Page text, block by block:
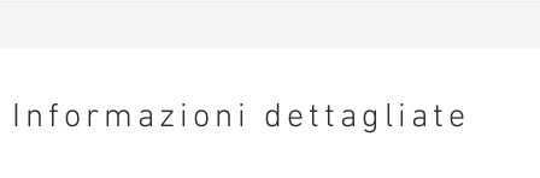
Informazioni dettagliate